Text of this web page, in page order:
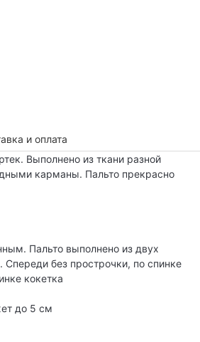
и оплата
Выполнено из ткани разной
карманы. Пальто прекрасно
Пальто выполнено из двух
Спереди без прострочки, по спинке
кокетка
до 5 см